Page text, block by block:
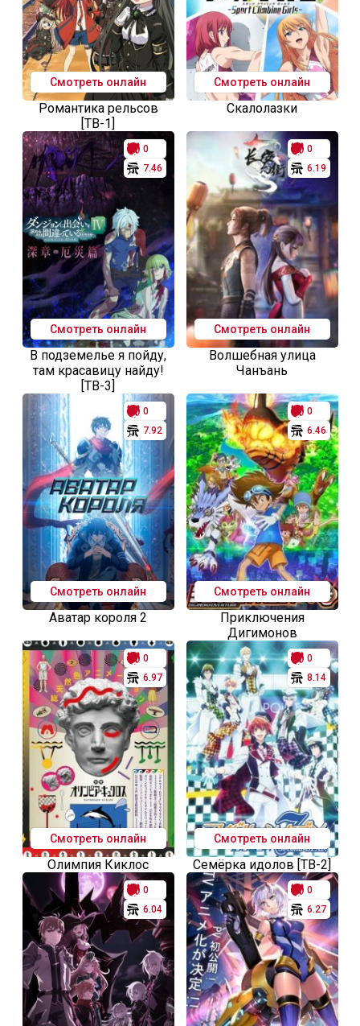
Смотреть онлайн
Романтика рельсов
[ТВ-1]
Смотреть онлайн
Скалолазки
0
7.46
Смотреть онлайн
В подземелье я пойду,
там красавицу найду!
[ТВ-3]
0
6.19
Смотреть онлайн
Волшебная улица
Чанъань
0
7.92
Смотреть онлайн
Аватар короля 2
0
6.46
Смотреть онлайн
Приключения
Дигимонов
0
6.97
Смотреть онлайн
Олимпия Киклос
0
8.14
Смотреть онлайн
Семёрка идолов [ТВ-2]
0
6.04
0
6.27